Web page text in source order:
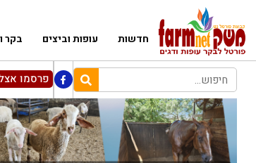
חדשות עופות וביצים בקר
פרסמו